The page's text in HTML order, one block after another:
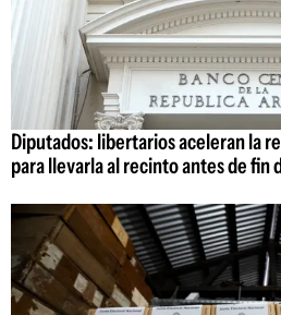
Diputados: libertarios aceleran la
para llevarla al recinto antes de fin